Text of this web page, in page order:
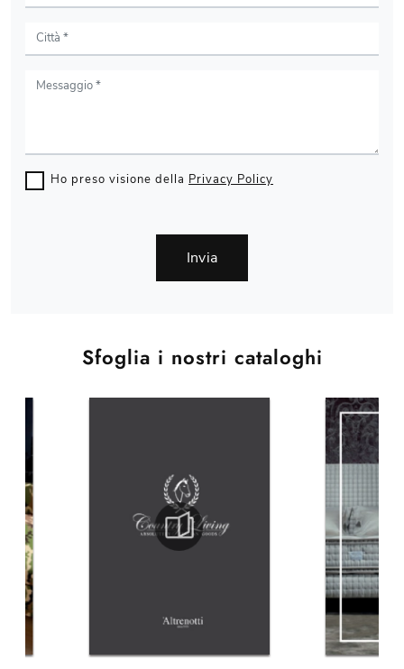
Sfoglia i nostri cataloghi
Ho preso visione della Privacy Policy
Invia